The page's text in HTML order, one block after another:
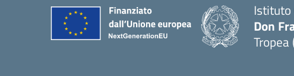
Istituto
Don
Tropea